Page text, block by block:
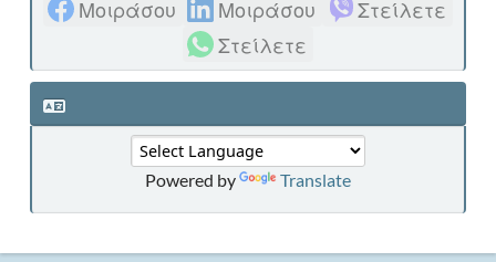
Μοιράσου Μοιράσου
Στείλετε
Στείλετε
Powered by Translate